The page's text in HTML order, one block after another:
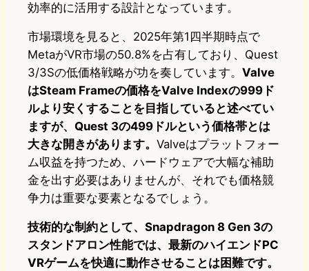
効率的に活用する設計となっています。
市場環境を見ると、2025年第1四半期時点で
MetaがVR市場の50.8%を占有しており、Quest
3/3Sの低価格戦略が功を奏しています。 Valve
はSteam Frameの価格をValve Indexの999ド
ルより安くすることを目指していると述べてい
ますが、Quest 3の499ドルという価格帯とは
大きな開きがあります。 Valveはプラットフォー
ム収益を持つため、ハードウェアで大幅な補助
金を出す必要はありませんが、それでも価格競
争力は重要な要素となるでしょう。
技術的な制約として、Snapdragon 8 Gen 3の
スタンドアロン性能では、最新のハイエンドPC
VRゲームを快適に動作させることは困難です。